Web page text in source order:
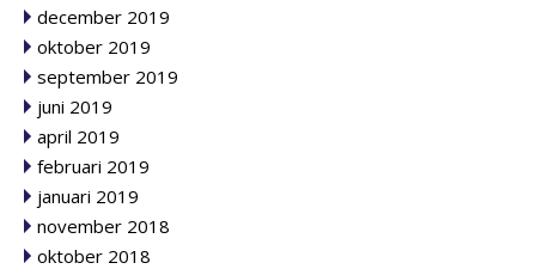
december 2019
oktober 2019
september 2019
juni 2019
april 2019
februari 2019
januari 2019
november 2018
oktober 2018